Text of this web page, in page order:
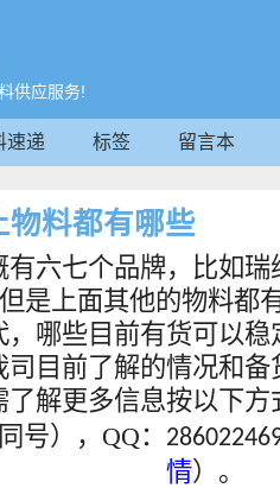
供应服务!
速递 标签 留言本
物料都有哪些
有六七个品牌，比如
是上面其他的物料都
，哪些目前有货可以
司目前了解的情况和
了解更多信息按以下
号），QQ： 2
情） 。